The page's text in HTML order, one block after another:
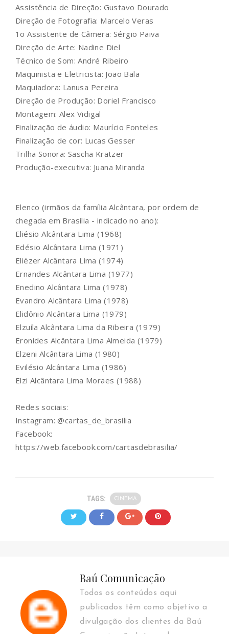
Assistência de Direção: Gustavo Dourado
Direção de Fotografia: Marcelo Veras
1o Assistente de Câmera: Sérgio Paiva
Direção de Arte: Nadine Diel
Técnico de Som: André Ribeiro
Maquinista e Eletricista: João Bala
Maquiadora: Lanusa Pereira
Direção de Produção: Doriel Francisco
Montagem: Alex Vidigal
Finalização de áudio: Maurício Fonteles
Finalização de cor: Lucas Gesser
Trilha Sonora: Sascha Kratzer
Produção-executiva: Juana Miranda
Elenco (irmãos da família Alcântara, por ordem de
chegada em Brasília - indicado no ano):
Eliésio Alcântara Lima (1968)
Edésio Alcântara Lima (1971)
Eliézer Alcântara Lima (1974)
Ernandes Alcântara Lima (1977)
Enedino Alcântara Lima (1978)
Evandro Alcântara Lima (1978)
Elidônio Alcântara Lima (1979)
Elzuíla Alcântara Lima da Ribeira (1979)
Eronides Alcântara Lima Almeida (1979)
Elzeni Alcântara Lima (1980)
Evilésio Alcântara Lima (1986)
Elzi Alcântara Lima Moraes (1988)
Redes sociais:
Instagram: @cartas_de_brasilia
Facebook:
https://web.facebook.com/cartasdebrasilia/
TAGS: CINEMA
Baú Comunicação
Todos os conteúdos aqui
publicados têm como objetivo a
divulgação dos clientes da Baú